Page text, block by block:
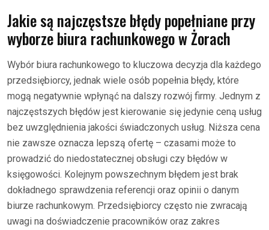
Jakie są najczęstsze błędy popełniane przy
wyborze biura rachunkowego w Żorach
Wybór biura rachunkowego to kluczowa decyzja dla każdego
przedsiębiorcy, jednak wiele osób popełnia błędy, które
mogą negatywnie wpłynąć na dalszy rozwój firmy. Jednym z
najczęstszych błędów jest kierowanie się jedynie ceną usług
bez uwzględnienia jakości świadczonych usług. Niższa cena
nie zawsze oznacza lepszą ofertę – czasami może to
prowadzić do niedostatecznej obsługi czy błędów w
księgowości. Kolejnym powszechnym błędem jest brak
dokładnego sprawdzenia referencji oraz opinii o danym
biurze rachunkowym. Przedsiębiorcy często nie zwracają
uwagi na doświadczenie pracowników oraz zakres